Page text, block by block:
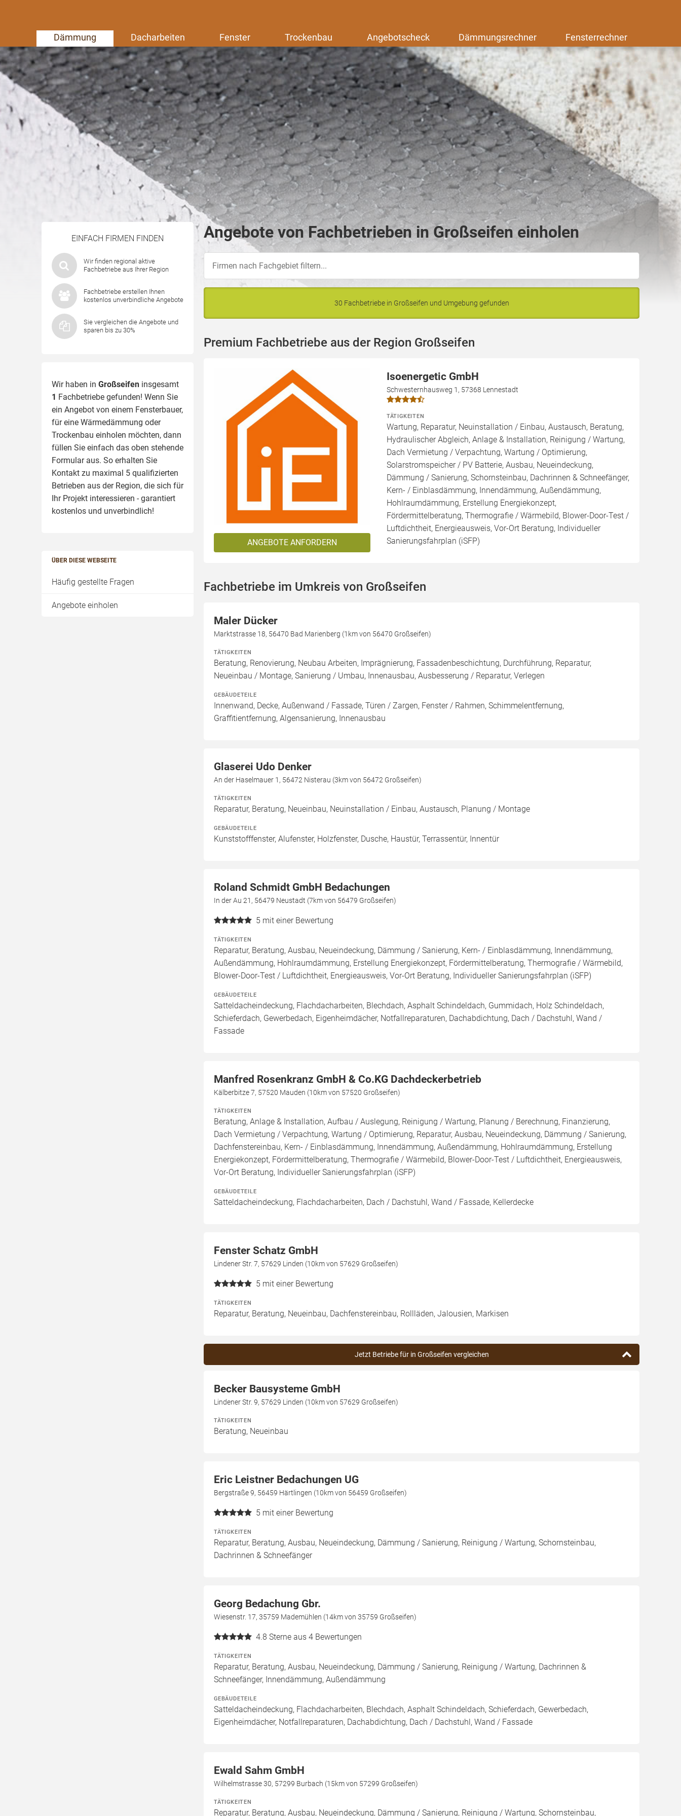
Dämmung Dacharbeiten Fenster Trockenbau Angebotscheck Dämmungsrechner Fensterrechner
EINFACH FIRMEN FINDEN
Wir finden regional aktive
Fachbetriebe aus Ihrer Region
Fachbetriebe erstellen Ihnen
kostenlos unverbindliche Angebote
Sie vergleichen die Angebote und
sparen bis zu 30%
Wir haben in Großseifen insgesamt
1 Fachbetriebe gefunden! Wenn Sie
ein Angebot von einem Fensterbauer,
für eine Wärmedämmung oder
Trockenbau einholen möchten, dann
füllen Sie einfach das oben stehende
Formular aus. So erhalten Sie
Kontakt zu maximal 5 qualifizierten
Betrieben aus der Region, die sich für
Ihr Projekt interessieren - garantiert
kostenlos und unverbindlich!
ÜBER DIESE WEBSEITE
Häufig gestellte Fragen
Angebote einholen
Angebote von Fachbetrieben in Großseifen einholen
30 Fachbetriebe in Großseifen und Umgebung gefunden
Premium Fachbetriebe aus der Region Großseifen
ANGEBOTE ANFORDERN
Isoenergetic GmbH
Schwesternhausweg 1, 57368 Lennestadt
TÄTIGKEITEN
Wartung, Reparatur, Neuinstallation / Einbau, Austausch, Beratung,
Hydraulischer Abgleich, Anlage & Installation, Reinigung / Wartung,
Dach Vermietung / Verpachtung, Wartung / Optimierung,
Solarstromspeicher / PV Batterie, Ausbau, Neueindeckung,
Dämmung / Sanierung, Schornsteinbau, Dachrinnen & Schneefänger,
Kern- / Einblasdämmung, Innendämmung, Außendämmung,
Hohlraumdämmung, Erstellung Energiekonzept,
Fördermittelberatung, Thermografie / Wärmebild, Blower-Door-Test /
Luftdichtheit, Energieausweis, Vor-Ort Beratung, Individueller
Sanierungsfahrplan (iSFP)
Fachbetriebe im Umkreis von Großseifen
Maler Dücker
Marktstrasse 18, 56470 Bad Marienberg (1km von 56470 Großseifen)
TÄTIGKEITEN
Beratung, Renovierung, Neubau Arbeiten, Imprägnierung, Fassadenbeschichtung, Durchführung, Reparatur,
Neueinbau / Montage, Sanierung / Umbau, Innenausbau, Ausbesserung / Reparatur, Verlegen
GEBÄUDETEILE
Innenwand, Decke, Außenwand / Fassade, Türen / Zargen, Fenster / Rahmen, Schimmelentfernung,
Graffitientfernung, Algensanierung, Innenausbau
Glaserei Udo Denker
An der Haselmauer 1, 56472 Nisterau (3km von 56472 Großseifen)
TÄTIGKEITEN
Reparatur, Beratung, Neueinbau, Neuinstallation / Einbau, Austausch, Planung / Montage
GEBÄUDETEILE
Kunststofffenster, Alufenster, Holzfenster, Dusche, Haustür, Terrassentür, Innentür
Roland Schmidt GmbH Bedachungen
In der Au 21, 56479 Neustadt (7km von 56479 Großseifen)
5 mit einer Bewertung
TÄTIGKEITEN
Reparatur, Beratung, Ausbau, Neueindeckung, Dämmung / Sanierung, Kern- / Einblasdämmung, Innendämmung,
Außendämmung, Hohlraumdämmung, Erstellung Energiekonzept, Fördermittelberatung, Thermografie / Wärmebild,
Blower-Door-Test / Luftdichtheit, Energieausweis, Vor-Ort Beratung, Individueller Sanierungsfahrplan (iSFP)
GEBÄUDETEILE
Satteldacheindeckung, Flachdacharbeiten, Blechdach, Asphalt Schindeldach, Gummidach, Holz Schindeldach,
Schieferdach, Gewerbedach, Eigenheimdächer, Notfallreparaturen, Dachabdichtung, Dach / Dachstuhl, Wand /
Fassade
Manfred Rosenkranz GmbH & Co.KG Dachdeckerbetrieb
Kälberbitze 7, 57520 Mauden (10km von 57520 Großseifen)
TÄTIGKEITEN
Beratung, Anlage & Installation, Aufbau / Auslegung, Reinigung / Wartung, Planung / Berechnung, Finanzierung,
Dach Vermietung / Verpachtung, Wartung / Optimierung, Reparatur, Ausbau, Neueindeckung, Dämmung / Sanierung,
Dachfenstereinbau, Kern- / Einblasdämmung, Innendämmung, Außendämmung, Hohlraumdämmung, Erstellung
Energiekonzept, Fördermittelberatung, Thermografie / Wärmebild, Blower-Door-Test / Luftdichtheit, Energieausweis,
Vor-Ort Beratung, Individueller Sanierungsfahrplan (iSFP)
GEBÄUDETEILE
Satteldacheindeckung, Flachdacharbeiten, Dach / Dachstuhl, Wand / Fassade, Kellerdecke
Fenster Schatz GmbH
Lindener Str. 7, 57629 Linden (10km von 57629 Großseifen)
5 mit einer Bewertung
TÄTIGKEITEN
Reparatur, Beratung, Neueinbau, Dachfenstereinbau, Rollläden, Jalousien, Markisen
Jetzt Betriebe für in Großseifen vergleichen
Becker Bausysteme GmbH
Lindener Str. 9, 57629 Linden (10km von 57629 Großseifen)
TÄTIGKEITEN
Beratung, Neueinbau
Eric Leistner Bedachungen UG
Bergstraße 9, 56459 Härtlingen (10km von 56459 Großseifen)
5 mit einer Bewertung
TÄTIGKEITEN
Reparatur, Beratung, Ausbau, Neueindeckung, Dämmung / Sanierung, Reinigung / Wartung, Schornsteinbau,
Dachrinnen & Schneefänger
Georg Bedachung Gbr.
Wiesenstr. 17, 35759 Mademühlen (14km von 35759 Großseifen)
4.8 Sterne aus 4 Bewertungen
TÄTIGKEITEN
Reparatur, Beratung, Ausbau, Neueindeckung, Dämmung / Sanierung, Reinigung / Wartung, Dachrinnen &
Schneefänger, Innendämmung, Außendämmung
GEBÄUDETEILE
Satteldacheindeckung, Flachdacharbeiten, Blechdach, Asphalt Schindeldach, Schieferdach, Gewerbedach,
Eigenheimdächer, Notfallreparaturen, Dachabdichtung, Dach / Dachstuhl, Wand / Fassade
Ewald Sahm GmbH
Wilhelmstrasse 30, 57299 Burbach (15km von 57299 Großseifen)
TÄTIGKEITEN
Reparatur, Beratung, Ausbau, Neueindeckung, Dämmung / Sanierung, Reinigung / Wartung, Schornsteinbau,